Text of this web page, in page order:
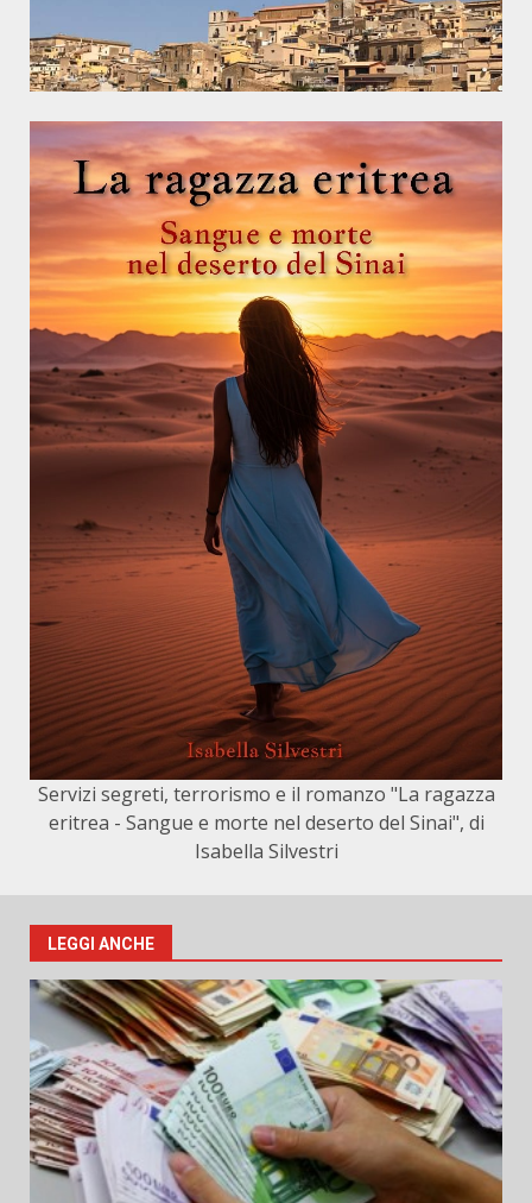
Servizi segreti, terrorismo e il romanzo "La ragazza
eritrea - Sangue e morte nel deserto del Sinai", di
Isabella Silvestri
LEGGI ANCHE